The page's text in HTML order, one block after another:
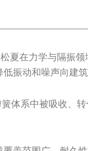
夏在力学与隔振
振动和噪声向建筑
体系中被吸收、